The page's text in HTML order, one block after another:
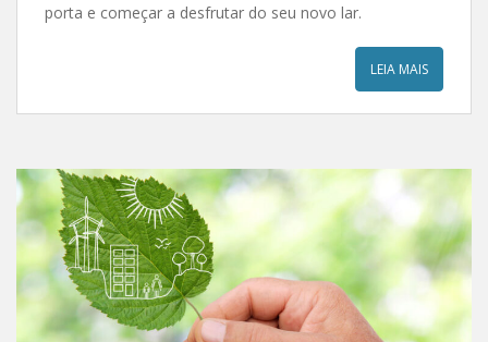
porta e começar a desfrutar do seu novo lar.
LEIA MAIS